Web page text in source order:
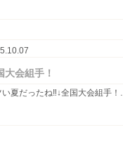
大会組手！
夏だったね‼️↓全国大会組手！...